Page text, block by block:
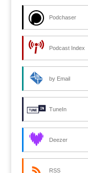
Podchaser
Podcast Index
by Email
TuneIn
Deezer
RSS